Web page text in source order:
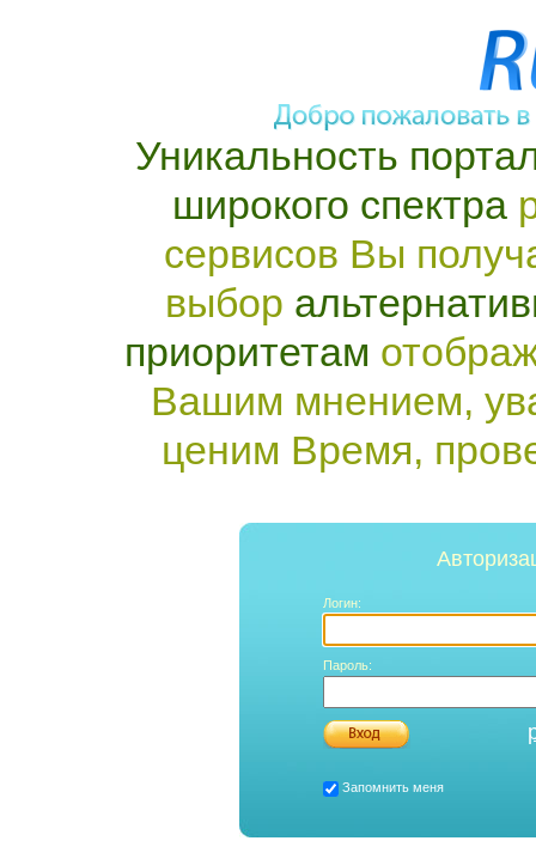
Уникальность
широкого спектра
сервисов Вы
выбор
приоритетам
Вашим мнением,
ценим Время,
Логин:
Пароль:
Запомнить меня